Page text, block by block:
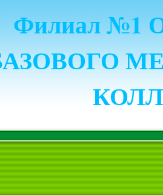
Филиал №1